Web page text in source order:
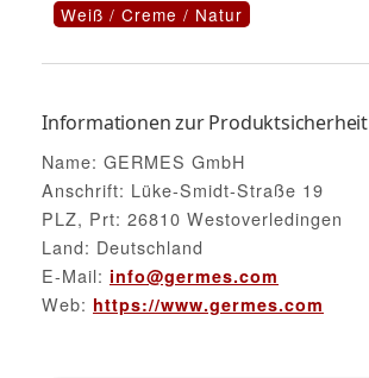
Weiß / Creme / Natur
Informationen zur Produktsicherheit
Name: GERMES GmbH
Anschrift: Lüke-Smidt-Straße 19
PLZ, Prt: 26810 Westoverledingen
Land: Deutschland
E-Mail: info@germes.com
Web: https://www.germes.com